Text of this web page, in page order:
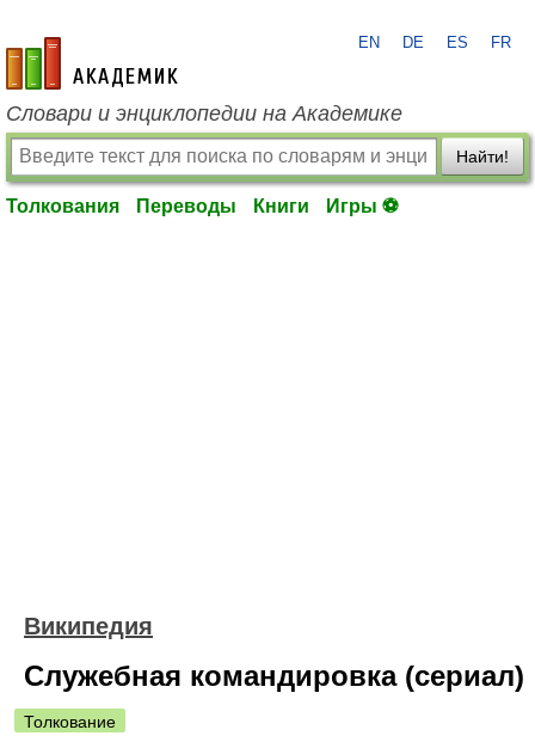
academic.ru
EN DE ES FR
Словари и энциклопедии на Академике
Найти!
Толкования Переводы Книги Игры ⚽
Википедия
Служебная командировка (сериал)
Толкование